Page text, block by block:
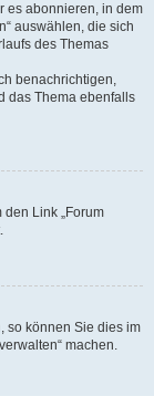
es abonnieren, in dem
auswählen, die sich
des Themas
benachrichtigen,
das Thema ebenfalls
Link „Forum
so können Sie dies im
machen.